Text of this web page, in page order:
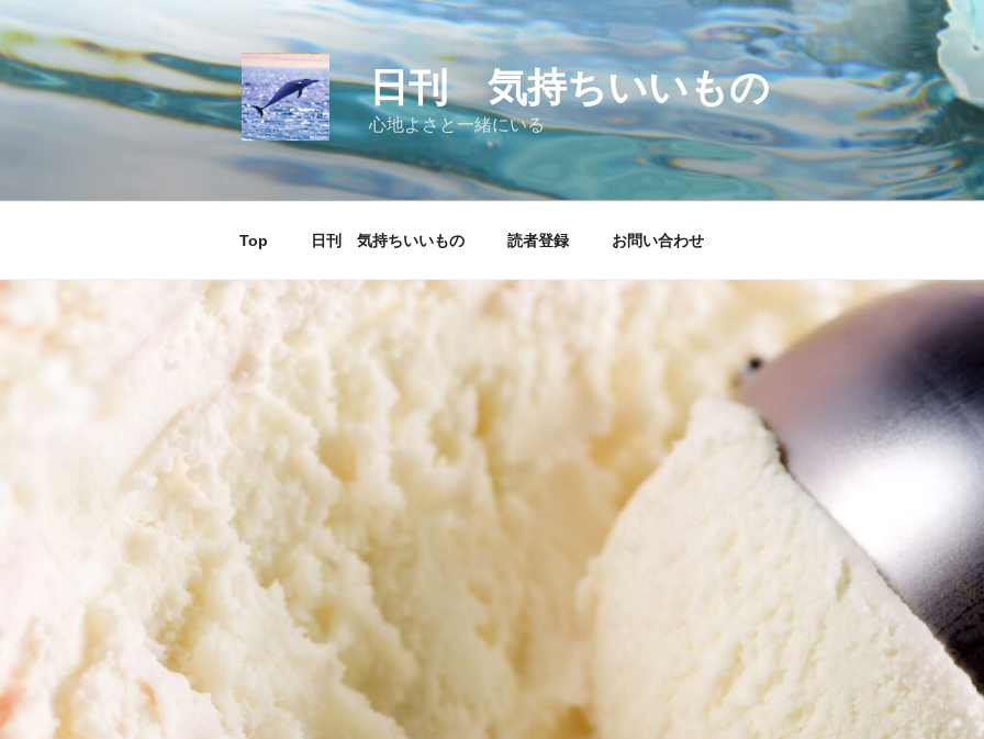
ン
テ
ン
キ
日刊 気持ちいいもの
心地よさと一緒にいる
Top 日刊 気持ちいいもの 読者登録 お問い合わせ